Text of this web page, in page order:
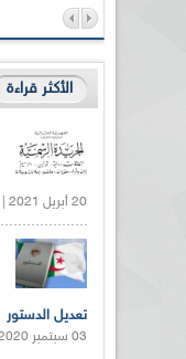
الأكثر قراءة
20 أبريل 2021 |
تعديل الدستور
03 سبتمبر 2020 |